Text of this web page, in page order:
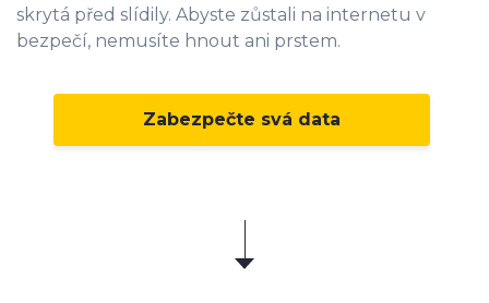
skrytá před slídily. Abyste zůstali na internetu v
bezpečí, nemusíte hnout ani prstem.
Zabezpečte svá data